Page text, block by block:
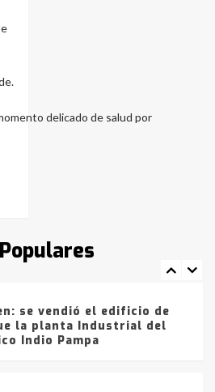
delicado de salud por
de los combustibles en
a 1338 pesos
Cereales de Bahía
que Agosto vendrá
y heladas, en gran parte
por
de drogas en la
sábado
se vendió el edificio de
la planta Industrial del
Indio Pampa